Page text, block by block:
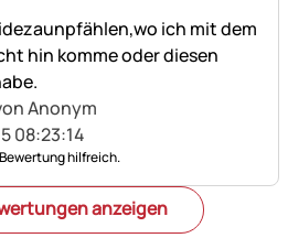
ich mit dem
hin komme oder diesen
Anonym
08:23:14
hilfreich.
anzeigen